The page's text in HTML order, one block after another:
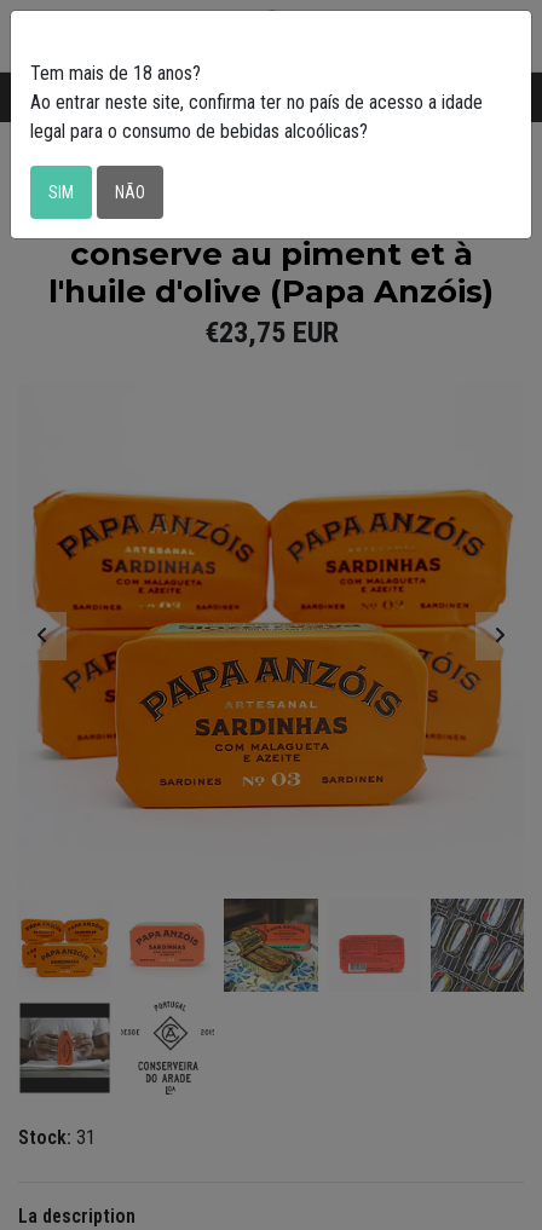
Transporte gratuito em Portugal a partir de50€
Paquet de 5 sardines en
conserve au piment et à
l'huile d'olive (Papa Anzóis)
€23,75 EUR
Stock: 31
La description
Tem mais de 18 anos?
Ao entrar neste site, confirma ter no país de acesso a idade
legal para o consumo de bebidas alcoólicas?
SIM NÃO